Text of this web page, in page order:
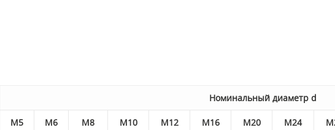
Номинальный диаметр d
М5 М6 М8 М10 М12 М16 М20 М24